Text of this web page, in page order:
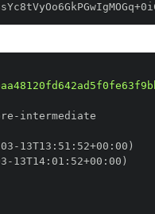
-
03 - 13T13 : 51 : 52+00 :
- 13T14: 01 : 52+00 :